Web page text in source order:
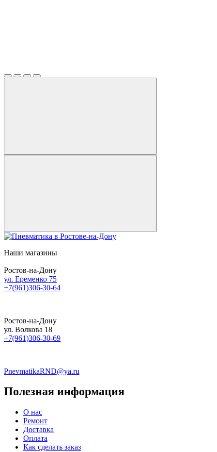
Наши магазины
Ростов-на-Дону
ул. Еременко 75
+7(961)306-30-64
Ростов-на-Дону
ул. Волкова 18
+7(961)306-30-69
PnevmatikaRND@ya.ru
Полезная информация
О нас
Ремонт
Доставка
Оплата
Как сделать заказ